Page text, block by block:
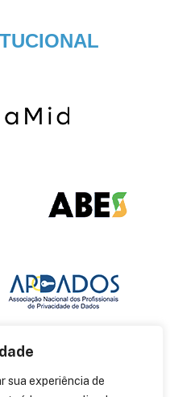
sua experiência de